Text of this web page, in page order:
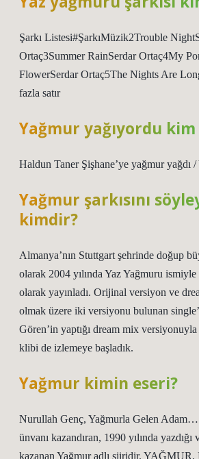
Şarkı Listesi#ŞarkıMüzik2Trouble
Ortaç3Summer RainSerdar Ortaç4My
FlowerSerdar Ortaç5The Nights Are
fazla satır
Yağmur yağıyordu kim
Haldun Taner Şişhane’ye yağmur yağdı /
Yağmur şarkısını
kimdir?
Almanya’nın Stuttgart şehrinde doğup
olarak 2004 yılında Yaz Yağmuru
olarak yayınladı. Orijinal versiyon ve
olmak üzere iki versiyonu bulunan
Gören’in yaptığı dream mix
klibi de izlemeye başladık.
Yağmur kimin eseri?
Nurullah Genç, Yağmurla Gelen Adam…
ünvanı kazandıran, 1990 yılında
kazanan Yağmur adlı şiiridir. YAĞMUR,